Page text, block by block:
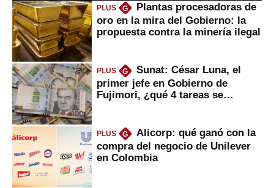
PLUS G
Plantas procesadoras de
oro en la mira del Gobierno: la
propuesta contra la minería ilegal
PLUS G
Sunat: César Luna, el
primer jefe en Gobierno de
Fujimori, ¿qué 4 tareas se
PLUS G
Alicorp: qué ganó con la
compra del negocio de Unilever
en Colombia